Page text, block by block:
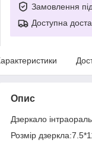
Замовлення
Доступна
Опис
Дзеркало
Розмір